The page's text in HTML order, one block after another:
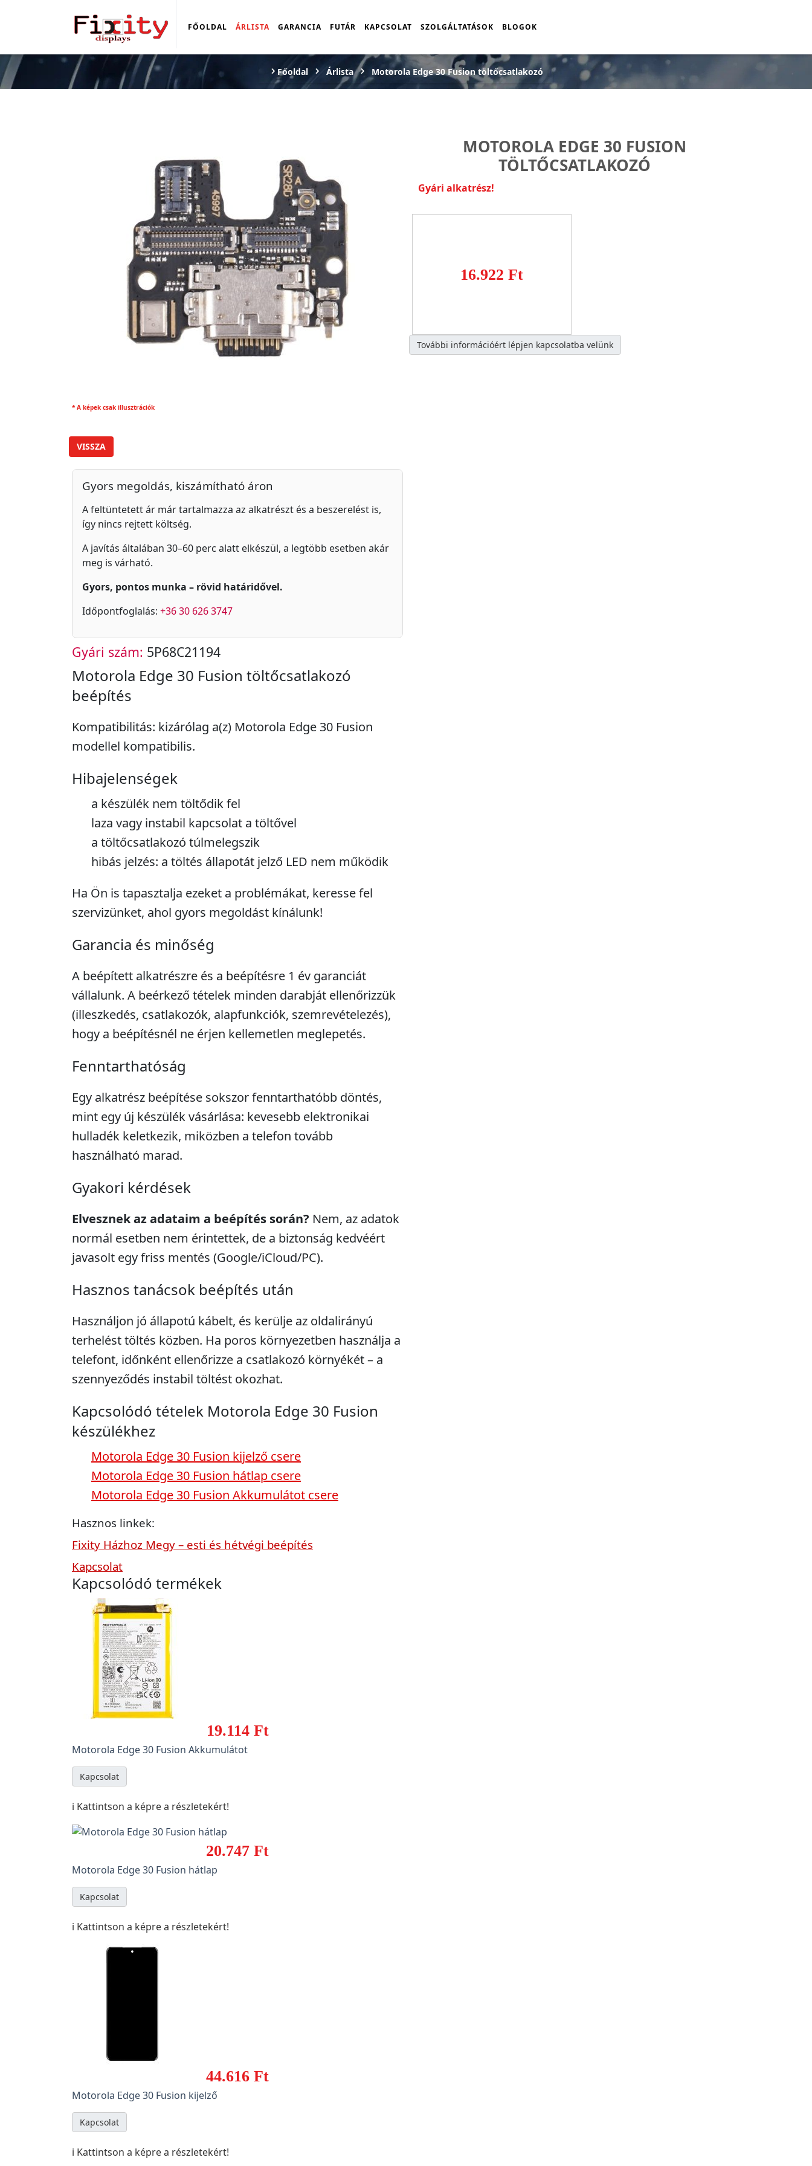
FŐOLDAL ÁRLISTA GARANCIA FUTÁR KAPCSOLAT SZOLGÁLTATÁSOK BLOGOK
Főoldal Árlista Motorola Edge 30 Fusion töltőcsatlakozó
* A képek csak illusztrációk
MOTOROLA EDGE 30 FUSION
TÖLTŐCSATLAKOZÓ
Gyári alkatrész!
16.922 Ft
További információért lépjen kapcsolatba velünk
VISSZA
Gyors megoldás, kiszámítható áron
A feltüntetett ár már tartalmazza az alkatrészt és a beszerelést is,
így nincs rejtett költség.
A javítás általában 30–60 perc alatt elkészül, a legtöbb esetben akár
meg is várható.
Gyors, pontos munka – rövid határidővel.
Időpontfoglalás: +36 30 626 3747
Gyári szám: 5P68C21194
Motorola Edge 30 Fusion töltőcsatlakozó
beépítés
Kompatibilitás: kizárólag a(z) Motorola Edge 30 Fusion
modellel kompatibilis.
Hibajelenségek
a készülék nem töltődik fel
laza vagy instabil kapcsolat a töltővel
a töltőcsatlakozó túlmelegszik
hibás jelzés: a töltés állapotát jelző LED nem működik
Ha Ön is tapasztalja ezeket a problémákat, keresse fel
szervizünket, ahol gyors megoldást kínálunk!
Garancia és minőség
A beépített alkatrészre és a beépítésre 1 év garanciát
vállalunk. A beérkező tételek minden darabját ellenőrizzük
(illeszkedés, csatlakozók, alapfunkciók, szemrevételezés),
hogy a beépítésnél ne érjen kellemetlen meglepetés.
Fenntarthatóság
Egy alkatrész beépítése sokszor fenntarthatóbb döntés,
mint egy új készülék vásárlása: kevesebb elektronikai
hulladék keletkezik, miközben a telefon tovább
használható marad.
Gyakori kérdések
Elvesznek az adataim a beépítés során? Nem, az adatok
normál esetben nem érintettek, de a biztonság kedvéért
javasolt egy friss mentés (Google/iCloud/PC).
Hasznos tanácsok beépítés után
Használjon jó állapotú kábelt, és kerülje az oldalirányú
terhelést töltés közben. Ha poros környezetben használja a
telefont, időnként ellenőrizze a csatlakozó környékét – a
szennyeződés instabil töltést okozhat.
Kapcsolódó tételek Motorola Edge 30 Fusion
készülékhez
Motorola Edge 30 Fusion kijelző csere
Motorola Edge 30 Fusion hátlap csere
Motorola Edge 30 Fusion Akkumulátot csere
Hasznos linkek:
Fixity Házhoz Megy – esti és hétvégi beépítés
Kapcsolat
Kapcsolódó termékek
19.114 Ft
Motorola Edge 30 Fusion Akkumulátot
Kapcsolat
ℹ️ Kattintson a képre a részletekért!
20.747 Ft
Motorola Edge 30 Fusion hátlap
Kapcsolat
ℹ️ Kattintson a képre a részletekért!
44.616 Ft
Motorola Edge 30 Fusion kijelző
Kapcsolat
ℹ️ Kattintson a képre a részletekért!